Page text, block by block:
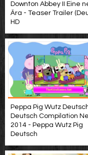
Downton Abbey II Eine
Ära - Teaser Trailer
HD
Peppa Pig Wutz
Deutsch Compilation
2014 - Peppa Wutz Pig
Deutsch